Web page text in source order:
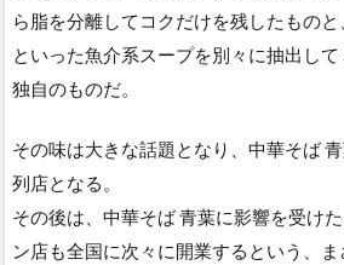
ら脂を分離してコクだけを残したもの
といった魚介系スープを別々に抽出し
独自のものだ。
その味は大きな話題となり、中華そば
列店となる。
その後は、中華そば 青葉に影響を受け
ン店も全国に次々に開業するという、